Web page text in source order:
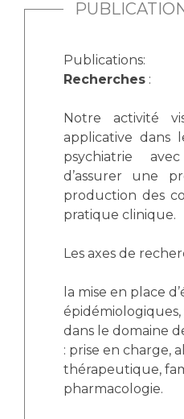
Publications:
Recherches :
Notre activité
applicative dans
psychiatrie
d’assurer une
production des
pratique clinique.
Les axes de
la mise en place
dans le domaine
: prise en charge,
thérapeutique,
pharmacologie.